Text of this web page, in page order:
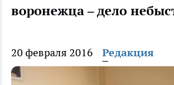
воронежца – дело
20 февраля 2016 Редакция